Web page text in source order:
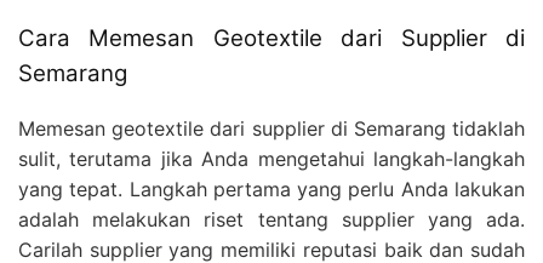
Cara Memesan Geotextile dari Supplier di
Semarang
Memesan geotextile dari supplier di Semarang tidaklah
sulit, terutama jika Anda mengetahui langkah-langkah
yang tepat. Langkah pertama yang perlu Anda lakukan
adalah melakukan riset tentang supplier yang ada.
Carilah supplier yang memiliki reputasi baik dan sudah